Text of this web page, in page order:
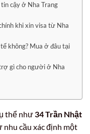
cậy ở Nha Trang
khi xin visa từ Nha
không? Mua ở đâu tại
gì cho người ở Nha
thể như34 Trần Nhật
cầu xác định một